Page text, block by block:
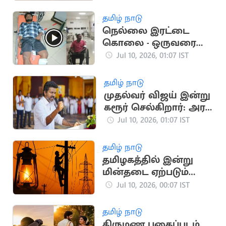
தமிழ் நாடு
நெல்லை இரட்டை
கொலை - ஒருவரை
சுட்டுப்பிடித்த போலீஸ்
Jul 10, 2026, 01:07 IST
தமிழ் நாடு
முதல்வர் விஜய் இன்று
கரூர் செல்கிறார்: அரசு
நிகழ்ச்சிகளில்
Jul 10, 2026, 01:07 IST
தமிழ் நாடு
தமிழகத்தில் இன்று
மின்தடை ஏற்படும்
இடங்கள் இவைதான்
Jul 10, 2026, 00:07 IST
தமிழ் நாடு